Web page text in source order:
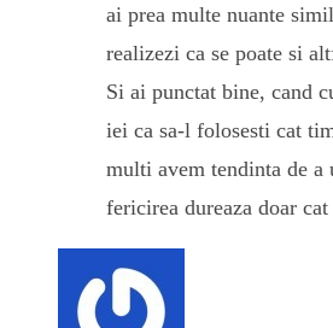
ai prea multe nuante
realizezi ca se poate si
Si ai punctat bine, cand
iei ca sa-l folosesti cat
multi avem tendinta de a
fericirea dureaza doar